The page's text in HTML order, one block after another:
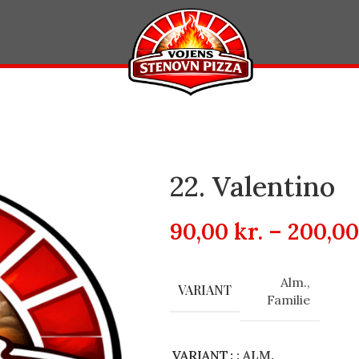
22. Valentino
90,00 kr. –
VARIANT Alm.,
Familie
VARIANT : ALM.